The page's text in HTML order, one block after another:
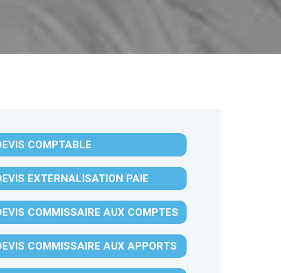
COMPTABLE
EXTERNALISATION PAIE
COMMISSAIRE AUX COMPTES
COMMISSAIRE AUX APPORTS